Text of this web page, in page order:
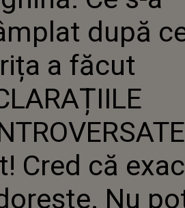
POT..."
după
a făcut
Cred că
Nu